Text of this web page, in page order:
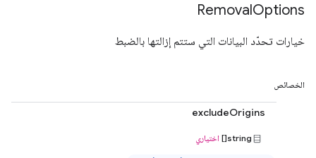
RemovalOptions
خيارات تحدّد البيانات التي ستتم إزالتها بالضبط
الخصائص
excludeOrigins
string[] اختياري